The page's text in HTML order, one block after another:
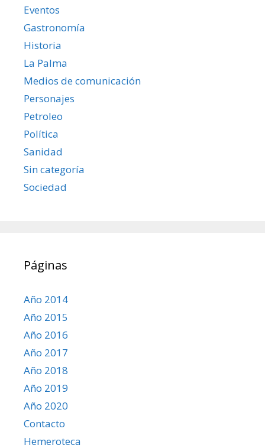
Eventos
Gastronomía
Historia
La Palma
Medios de comunicación
Personajes
Petroleo
Política
Sanidad
Sin categoría
Sociedad
Páginas
Año 2014
Año 2015
Año 2016
Año 2017
Año 2018
Año 2019
Año 2020
Contacto
Hemeroteca